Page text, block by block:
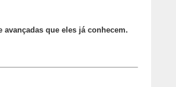
que eles já conhecem.